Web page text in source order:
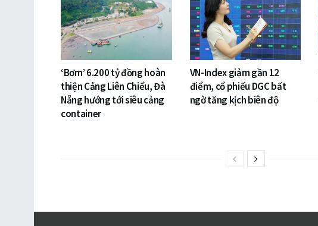
‘Bơm’ 6.200 tỷ đồng hoàn
thiện Cảng Liên Chiểu, Đà
Nẵng hướng tới siêu cảng
container
VN-Index giảm gần 12
điểm, cổ phiếu DGC bất
ngờ tăng kịch biên độ